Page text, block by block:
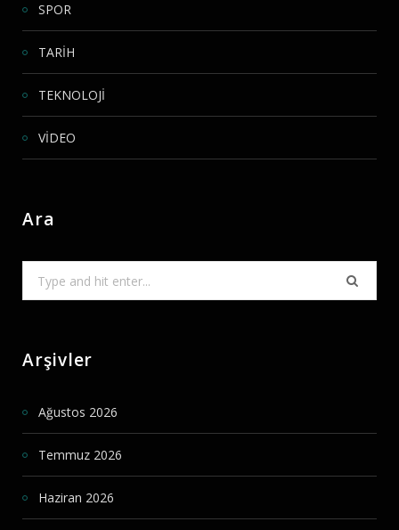
SPOR
TARİH
TEKNOLOJİ
VİDEO
Ara
Arşivler
Ağustos 2026
Temmuz 2026
Haziran 2026